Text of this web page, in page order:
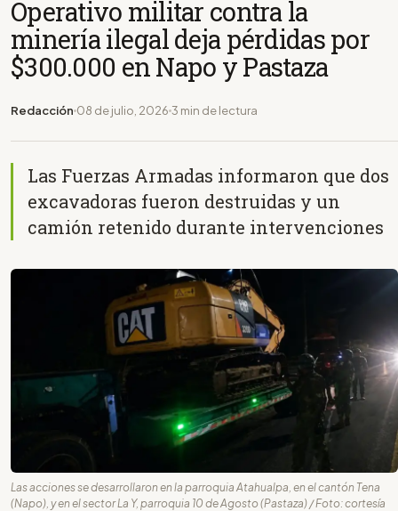
Operativo militar contra la
minería ilegal deja pérdidas por
$300.000 en Napo y Pastaza
Redacción 08 de julio, 2026 3 min de lectura
Las Fuerzas Armadas informaron que dos
excavadoras fueron destruidas y un
camión retenido durante intervenciones
Las acciones se desarrollaron en la parroquia Atahualpa, en el cantón Tena
(Napo), y en el sector La Y, parroquia 10 de Agosto (Pastaza) / Foto: cortesía